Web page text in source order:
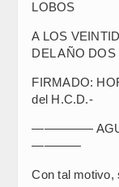
LOBOS
A LOS
DEL AÑO
FIRMADO:
del H.C.D.-
—————
————
Con tal motivo,